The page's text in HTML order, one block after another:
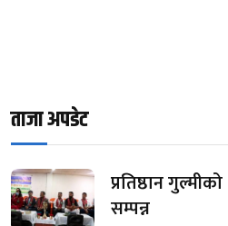
ताजा अपडेट
प्रतिष्ठान
सम्पन्न